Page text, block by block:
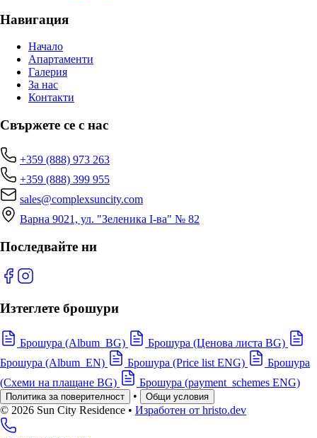
Навигация
Начало
Апартаменти
Галерия
За нас
Контакти
Свържете се с нас
+359 (888) 973 263
+359 (888) 399 955
sales@complexsuncity.com
Варна 9021, ул. "Зеленика I-ва" № 82
Последвайте ни
Изтеглете брошури
Брошура (Album_BG)
Брошура (Ценова листа BG)
Брошура (Album_EN)
Брошура (Price list ENG)
Брошура
(Схеми на плащане BG)
Брошура (payment_schemes ENG)
Политика за поверителност • Общи условия
© 2026 Sun City Residence • Изработен от hristo.dev